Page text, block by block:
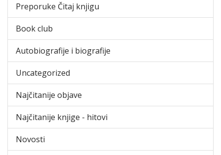
Preporuke Čitaj knjigu
Book club
Autobiografije i biografije
Uncategorized
Najčitanije objave
Najčitanije knjige - hitovi
Novosti